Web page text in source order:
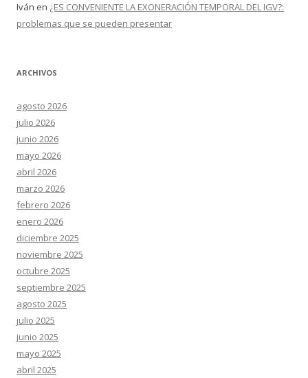
Iván en ¿ES CONVENIENTE LA EXONERACIÓN TEMPORAL DEL IGV?:
problemas que se pueden presentar
ARCHIVOS
agosto 2026
julio 2026
junio 2026
mayo 2026
abril 2026
marzo 2026
febrero 2026
enero 2026
diciembre 2025
noviembre 2025
octubre 2025
septiembre 2025
agosto 2025
julio 2025
junio 2025
mayo 2025
abril 2025